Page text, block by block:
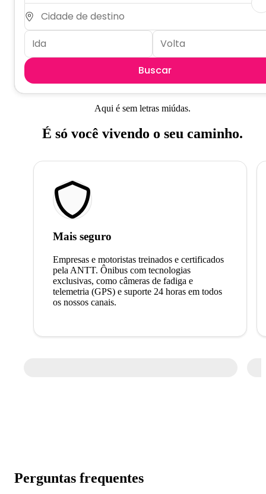
Buscar
Aqui é sem letras miúdas.
É só você vivendo o seu caminho.
Mais seguro
Empresas e motoristas treinados e certificados
pela ANTT. Ônibus com tecnologias
exclusivas, como câmeras de fadiga e
telemetria (GPS) e suporte 24 horas em todos
os nossos canais.
Perguntas frequentes